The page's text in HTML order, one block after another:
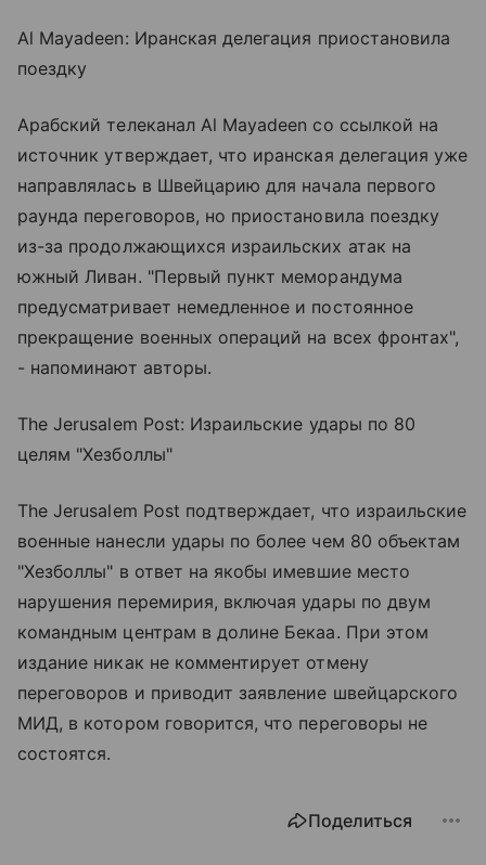
Al Mayadeen: Иранская делегация приостановила
поездку
Арабский телеканал Al Mayadeen со ссылкой на
источник утверждает, что иранская делегация уже
направлялась в Швейцарию для начала первого
раунда переговоров, но приостановила поездку
из-за продолжающихся израильских атак на
южный Ливан. "Первый пункт меморандума
предусматривает немедленное и постоянное
прекращение военных операций на всех фронтах",
- напоминают авторы.
The Jerusalem Post: Израильские удары по 80
целям "Хезболлы"
The Jerusalem Post подтверждает, что израильские
военные нанесли удары по более чем 80 объектам
"Хезболлы" в ответ на якобы имевшие место
нарушения перемирия, включая удары по двум
командным центрам в долине Бекаа. При этом
издание никак не комментирует отмену
переговоров и приводит заявление швейцарского
МИД, в котором говорится, что переговоры не
состоятся.
Поделиться